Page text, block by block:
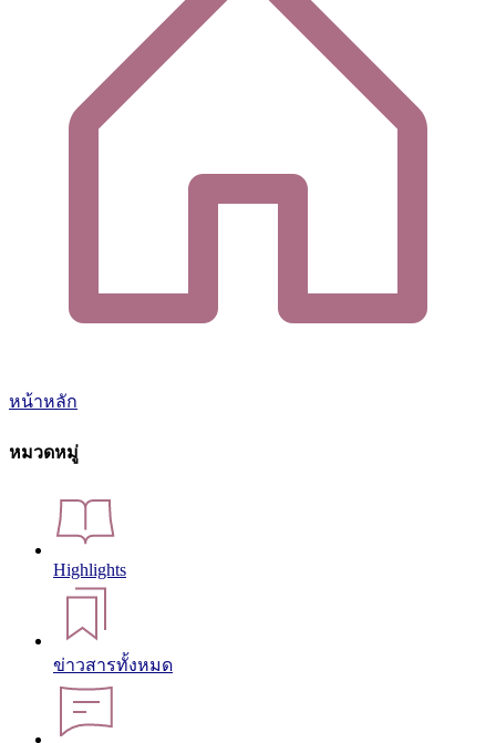
หน้าหลัก
หมวดหมู่
Highlights
ข่าวสารทั้งหมด